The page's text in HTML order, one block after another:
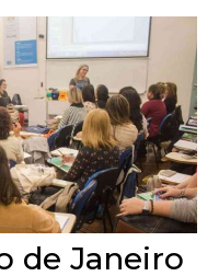
de Janeiro